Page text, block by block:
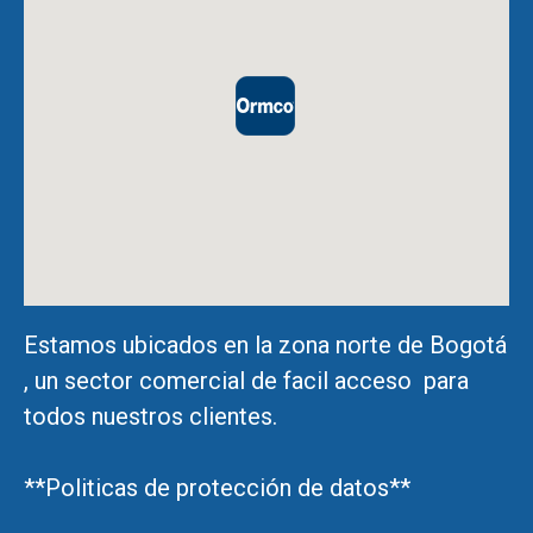
Estamos ubicados en la zona norte de Bogotá
, un sector comercial de facil acceso para
todos nuestros clientes.
**Politicas de protección de datos**